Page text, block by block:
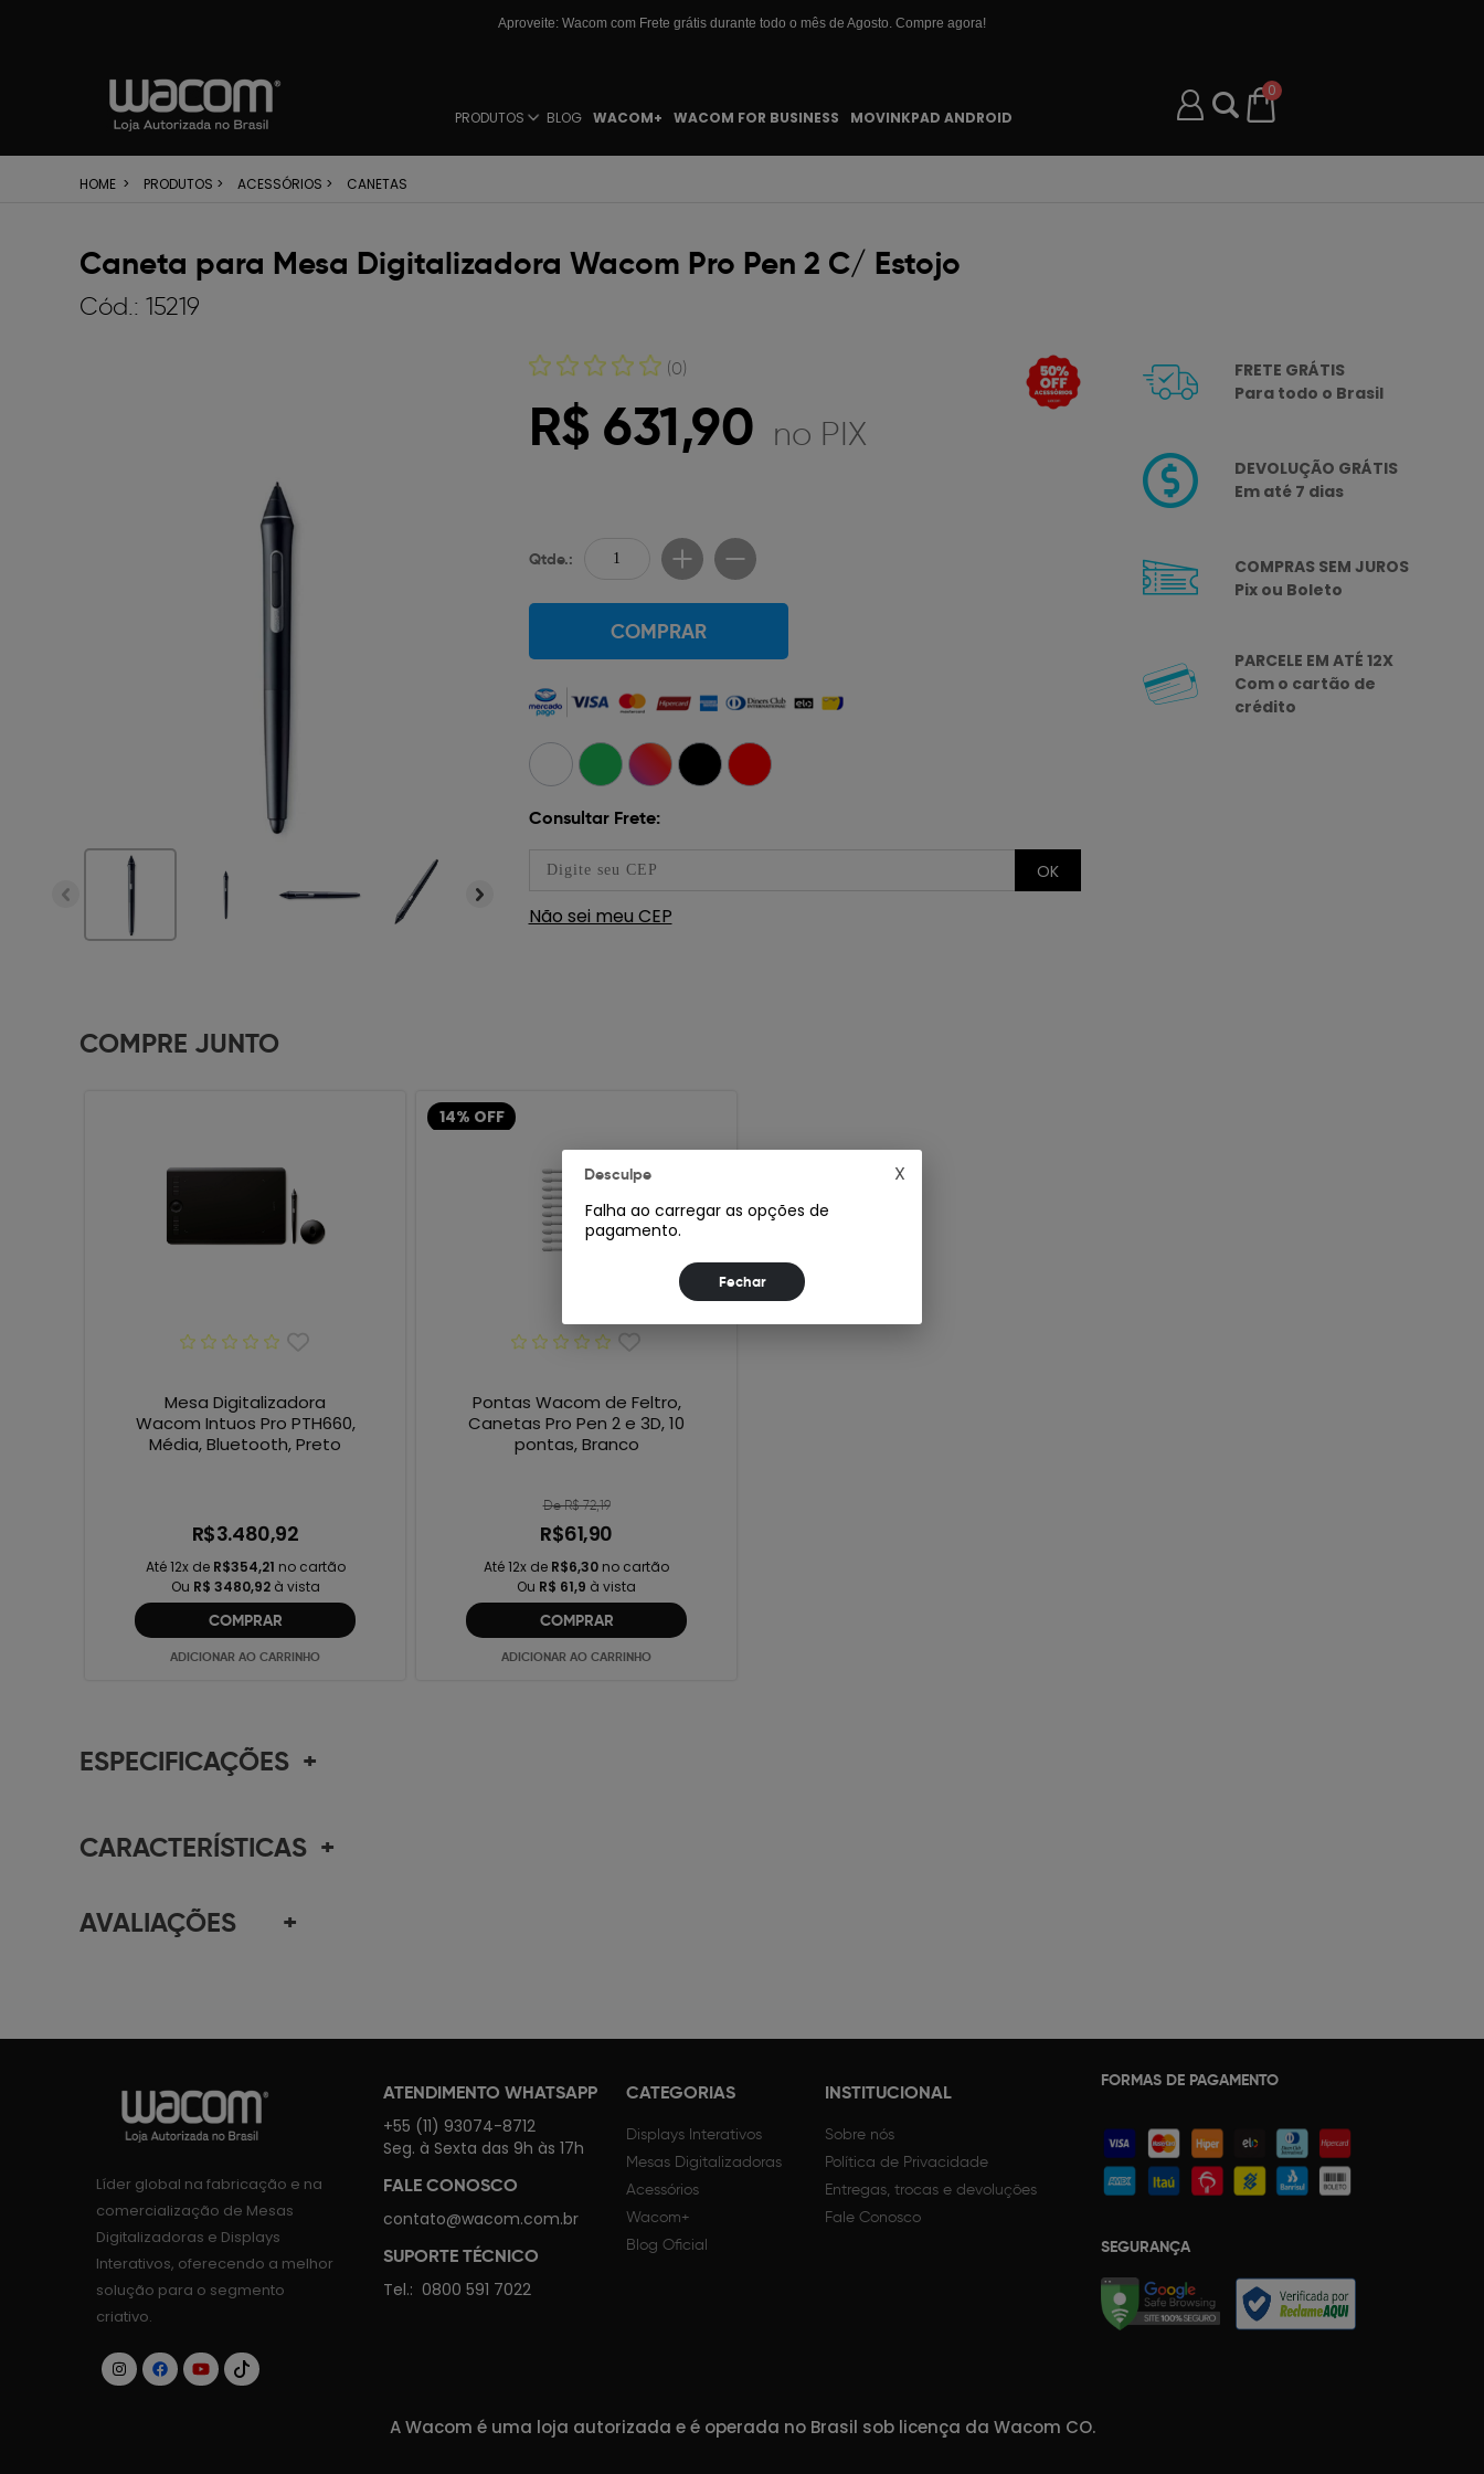
Aproveite: Wacom com Frete grátis durante todo o mês de Agosto. Compre agora!
PRODUTOS BLOG WACOM+ WACOM FOR BUSINESS MOVINKPAD ANDROID
0
HOME > PRODUTOS > ACESSÓRIOS > CANETAS
Caneta para Mesa Digitalizadora Wacom Pro Pen 2 C/ Estojo
Cód.: 15219
(0)
R$ 631,90 no PIX
Qtde.:
COMPRAR
Consultar Frete:
OK
Não sei meu CEP
FRETE GRÁTIS
Para todo o Brasil
DEVOLUÇÃO GRÁTIS
Em até 7 dias
COMPRAS SEM JUROS
Pix ou Boleto
PARCELE EM ATÉ 12X
Com o cartão de
crédito
COMPRE JUNTO
Mesa Digitalizadora
Wacom Intuos Pro PTH660,
Média, Bluetooth, Preto
R$3.480,92
Até 12x de R$354,21 no cartão
Ou R$ 3480,92à vista
COMPRAR
ADICIONAR AO CARRINHO
14% OFF
Pontas Wacom de Feltro,
Canetas Pro Pen 2 e 3D, 10
pontas, Branco
De R$ 72,19
R$61,90
Até 12x de R$6,30 no cartão
Ou R$ 61,9 à vista
COMPRAR
ADICIONAR AO CARRINHO
ESPECIFICAÇÕES +
CARACTERÍSTICAS +
AVALIAÇÕES +
Líder global na fabricação e na
comercialização de Mesas
Digitalizadoras e Displays
Interativos, oferecendo a melhor
solução para o segmento
criativo.
ATENDIMENTO WHATSAPP
+55 (11) 93074-8712
Seg. à Sexta das 9h às 17h
FALE CONOSCO
contato@wacom.com.br
SUPORTE TÉCNICO
Tel.: 0800 591 7022
CATEGORIAS
Displays Interativos
Mesas Digitalizadoras
Acessórios
Wacom+
Blog Oficial
INSTITUCIONAL
Sobre nós
Política de Privacidade
Entregas, trocas e devoluções
Fale Conosco
FORMAS DE PAGAMENTO
SEGURANÇA
A Wacom é uma loja autorizada e é operada no Brasil sob licença da Wacom CO.
Desculpe
Falha ao carregar as opções de
pagamento.
X